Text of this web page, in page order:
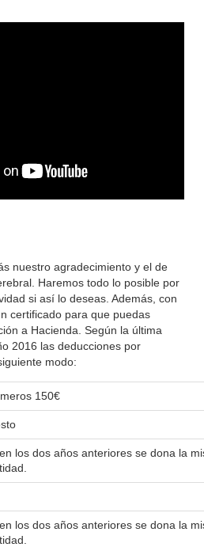
nuestro agradecimiento y el de
Haremos todo lo posible por
si así lo deseas. Además, con
certificado para que puedas
a Hacienda. Según la última
2016 las deducciones por
modo:
150€
los dos años anteriores se dona la
los dos años anteriores se dona la